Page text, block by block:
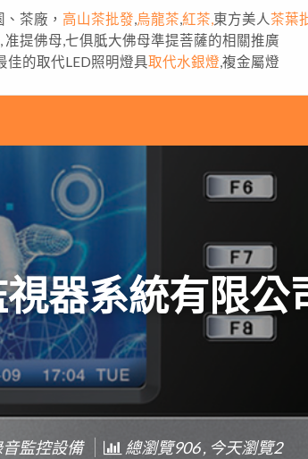
茶廠， 高山茶批發 烏龍茶 紅茶, 東方美人 茶葉
准提佛母,七俱胝大佛母準提菩薩的相關推廣
佳的取代LED照明燈具取代水銀燈 ,複金屬燈
器系統有限公
監控設備 總瀏覽906 , 今天瀏覽2